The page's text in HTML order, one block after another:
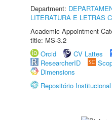
Department:
LITERATURA E LETRAS
Academic Appointment
title: MS-3.2
Orcid
CV Lattes
ResearcherID
Dimensions
Repositório